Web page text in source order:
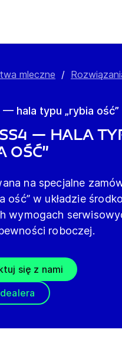
mleczne /
— hala typu „rybia ość”
— hala
ość”
na specjalne
ość” w układzie
wymogach
roboczej.
się z nami